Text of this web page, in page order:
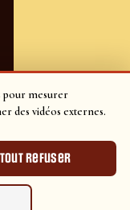
pour mesurer
des vidéos externes.
Tout refuser